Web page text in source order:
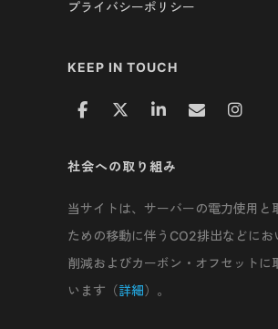
プライバシーポリシー
KEEP IN TOUCH
社会への取り組み
当サイトは、サーバーの電力使用と
ための移動に伴うCO2排出などにお
削減およびカーボン・オフセットに
います（詳細）。